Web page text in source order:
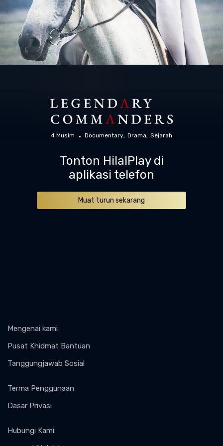
4 Musim Documentary Drama Sejarah
Tonton HilalPlay di
aplikasi telefon
Muat turun sekarang
Mengenai kami
Pusat Khidmat Bantuan
Tanggungjawab Sosial
Terma Penggunaan
Dasar Privasi
Hubungi Kami: